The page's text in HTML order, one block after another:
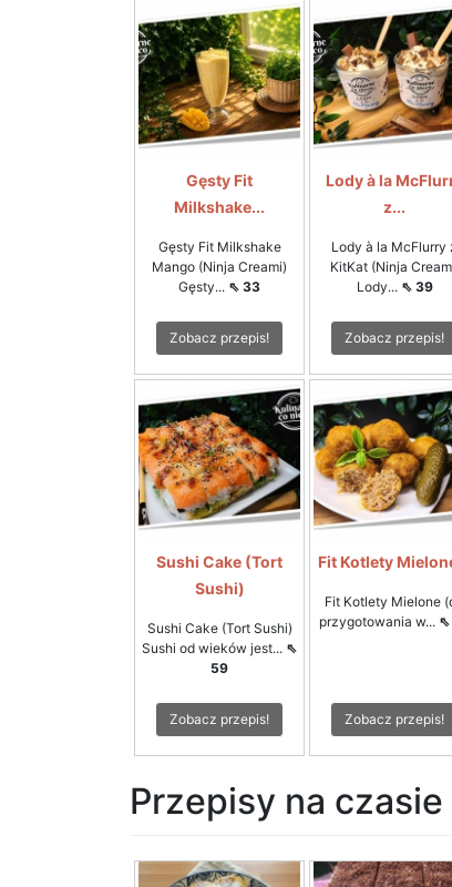
Gęsty Fit
Milkshake...
Gęsty Fit Milkshake
Mango (Ninja Creami)
Gęsty... ⇖ 33
Zobacz przepis!
Lody à la
z...
Lody à la McFlurry
KitKat (Ninja
Lody... ⇖ 39
Zobacz przepis!
Sushi Cake (Tort
Sushi)
Sushi Cake (Tort Sushi)
Sushi od wieków jest... ⇖
59
Zobacz przepis!
Fit Kotlety
Fit Kotlety Mielone
przygotowania w... ⇖
Zobacz przepis!
Przepisy na czasie